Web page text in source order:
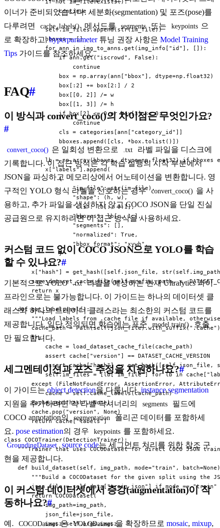
            if not im_file.exists():
                continue
            self.im_files.append(str(im_file))
            bboxes = []
            for ann in img_to_anns.get(img_info["id"], []):
                if ann.get("iscrowd", False):
                    continue
                box = np.array(ann["bbox"], dtype=np.float32)
                box[:2] += box[2:] / 2
                box[[0, 2]] /= w
                box[[1, 3]] /= h
                if box[2] <= 0 or box[3] <= 0:
                    continue
                cls = categories[ann["category_id"]]
                bboxes.append([cls, *box.tolist()])
lb = np.array(bboxes, dtype=np.float32) if bboxes
            x["labels"].append(
                {
                    "im_file": str(im_file),
                    "shape": (h, w),
                    "cls": lb[:, 0:1],
                    "bboxes": lb[:, 1:],
                    "segments": [],
                    "normalized": True,
                    "bbox_format": "xywh",
                }
            )
x["hash"] = get_hash([self.json_file,
save_dataset_cache_file(self.prefix, path, x,
        return x
    def get_labels(self):
"""Load labels from .cache file if available,
        cache_path = Path(self.json_file).with_suffix(".cache")
        try:
            cache = load_dataset_cache_file(cache_path)
            assert cache["version"] == DATASET_CACHE_VERSION
assert cache["hash"] == get_hash([self.json_file,
self.im_files = [lb["im_file"] for lb in
except (FileNotFoundError, AssertionError,
            cache = self.cache_labels(cache_path)
        cache.pop("hash", None)
        cache.pop("version", None)
        return cache["labels"]
class COCOTrainer(DetectionTrainer):
"""Trainer that uses COCODataset for direct COCO JSON
def build_dataset(self, img_path, mode="train",
"""Build a COCODataset for the given split using the
json_file = self.data["train_json"] if mode ==
        return COCODataset(
            img_path=img_path,
            json_file=json_file,
            imgsz=self.args.imgsz,
이너가 준비되었습니다. 세분화(segmentation) 및 포즈(pose)를
다루려면
cache_labels() 메서드를 segments 또는 keypoints 으
로 확장하고,hyperparameter튜닝 권장 사항은 Model Training
Tips 가이드를 참조하세요.
FAQ#
이 방식과 convert_coco()의 차이점은 무엇인가요?
#
convert_coco() 은 일회성 변환으로 .txt
라벨 파일을 디스크에
기록합니다. 이 접근 방식은 각 학습 실행의 시작 부분에서
JSON을 파싱하고 메모리상에서 어노테이션을 변환합니다. 영
구적인 YOLO 형식 라벨을 선호하는 경우 convert_coco() 을 사
용하고, 추가 파일을 생성하지 않고 COCO JSON을 단일 진실
공급원으로 유지하려면 이 접근 방식을 사용하세요.
커스텀 코드 없이 COCO JSON으로 YOLO를 학습
할 수 있나요?#
기본적으로 YOLO .txt 라벨을 예상하는 현재 Ultralytics 파이
프라인으로는 불가능합니다. 이 가이드는 하나의 데이터셋 클
래스와 하나의 트레이너 클래스라는 최소한의 커스텀 코드를
제공합니다. 일단 정의되면 학습에는 표준
model.train()
호출
만 필요합니다.
세그멘테이션과 포즈 추정을 지원하나요?#
이 가이드는 object detection을 다룹니다. instance segmentation
지원을 추가하려면 각 라벨 딕셔너리의
segments
필드에
COCO annotation의
segmentation
폴리곤 데이터를 포함하세
요. pose estimation의 경우 keypoints 를 포함하세요.
GroundingDataset source code는 세그먼트 처리를 위한 참조 구
현을 제공합니다.
이 커스텀 데이터셋에서 증강(augmentation)이 작
동하나요?#
예. COCODataset 은 YOLODataset 을 확장하므로 mosaic, mixup,